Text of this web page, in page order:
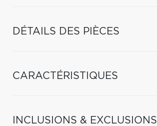
DÉTAILS DES PIÈCES
CARACTÉRISTIQUES
INCLUSIONS & EXCLUSIONS